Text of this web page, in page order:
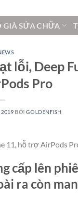
GIÁ SỬA CHỮA
lỗi, Deep
Pro
2019 BỞIGOLDENFISH
11, hỗ trợ AirPods
cấp lên
ra còn